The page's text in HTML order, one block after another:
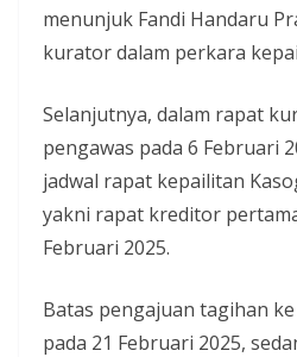
menunjuk Fandi Handaru
kurator dalam perkara
Selanjutnya, dalam rapat
pengawas pada 6 Februari
jadwal rapat kepailitan
yakni rapat kreditor
Februari 2025.
Batas pengajuan tagihan
pada 21 Februari 2025,